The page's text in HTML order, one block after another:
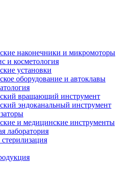
наконечники и микромоторы
и косметология
установки
оборудование и автоклавы
вращающий инструмент
эндоканальный инструмент
и медицинские инструменты
лаборатория